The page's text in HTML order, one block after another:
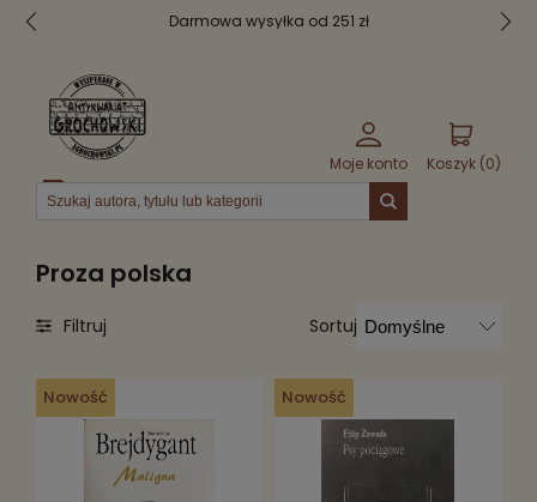
Darmowa wysyłka od 251 zł
Moje konto Koszyk (0)
Menu
Proza polska
Sortuj
Filtruj
Nowość Nowość